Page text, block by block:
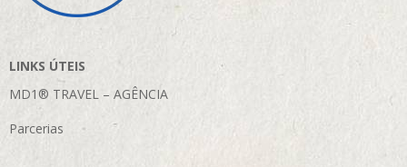
LINKS ÚTEIS
MD1® TRAVEL – AGÊNCIA
Parcerias